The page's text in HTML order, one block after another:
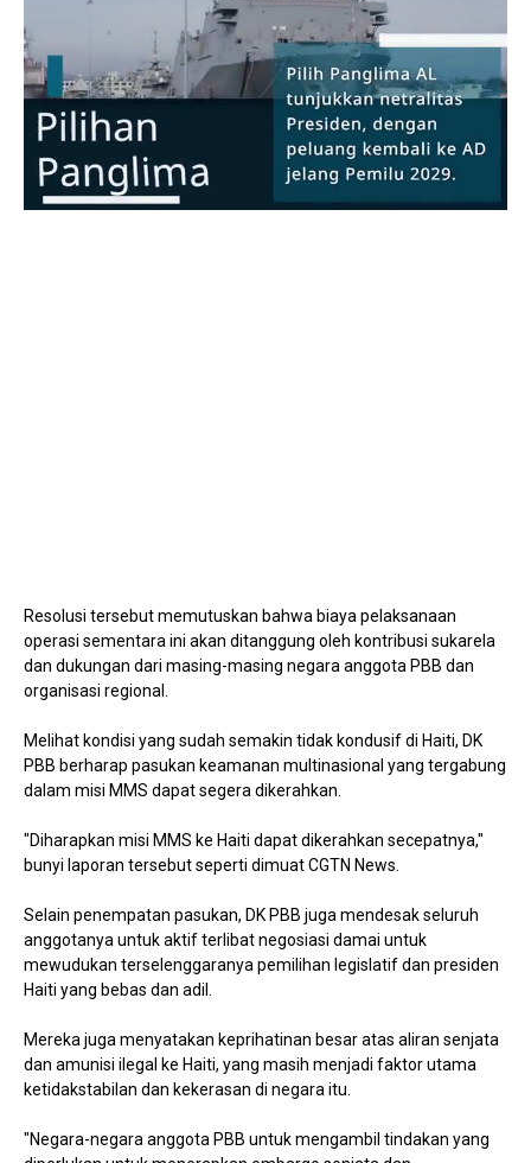
Resolusi tersebut memutuskan bahwa biaya pelaksanaan
operasi sementara ini akan ditanggung oleh kontribusi sukarela
dan dukungan dari masing-masing negara anggota PBB dan
organisasi regional.
Melihat kondisi yang sudah semakin tidak kondusif di Haiti, DK
PBB berharap pasukan keamanan multinasional yang tergabung
dalam misi MMS dapat segera dikerahkan.
"Diharapkan misi MMS ke Haiti dapat dikerahkan secepatnya,"
bunyi laporan tersebut seperti dimuat CGTN News.
Selain penempatan pasukan, DK PBB juga mendesak seluruh
anggotanya untuk aktif terlibat negosiasi damai untuk
mewudukan terselenggaranya pemilihan legislatif dan presiden
Haiti yang bebas dan adil.
Mereka juga menyatakan keprihatinan besar atas aliran senjata
dan amunisi ilegal ke Haiti, yang masih menjadi faktor utama
ketidakstabilan dan kekerasan di negara itu.
"Negara-negara anggota PBB untuk mengambil tindakan yang